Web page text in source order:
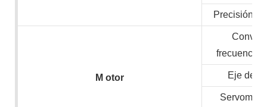
Precisión
M otor
frecuencia/
Eje de